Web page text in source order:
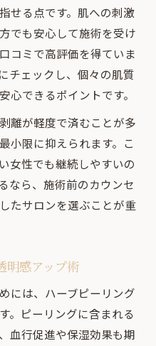
せる点です。肌への刺激
でも安心して施術を受け
コミで高評価を得ていま
チェックし、個々の肌質
心できるポイントです。
離が軽度で済むことが多
小限に抑えられます。こ
女性でも継続しやすいの
なら、施術前のカウンセ
たサロンを選ぶことが重
明感アップ術
には、ハーブピーリング
。ピーリングに含まれる
血行促進や保湿効果も期